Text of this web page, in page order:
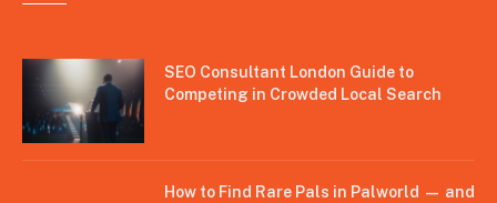
SEO Consultant London Guide to
Competing in Crowded Local Search
How to Find Rare Pals in Palworld — and